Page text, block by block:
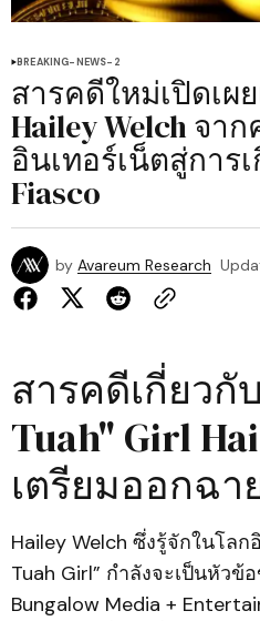
BREAKING-NEWS-2
สารคดีใหม่เปิดเผ
Hailey Welch จา
อินเทอร์เน็ตสู่การ
Fiasco
by Avareum Research
สารคดีเกี่ยวกั
Tuah" Girl
เตรียมออกฉา
Hailey Welch ซึ่งรู้จักในโลก
Tuah Girl” กำลังจะเป็นหัว
Bungalow Media +